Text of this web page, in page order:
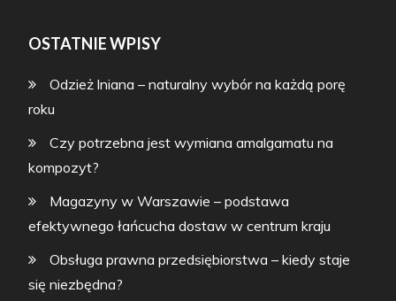
OSTATNIE WPISY
Odzież lniana – naturalny wybór na każdą porę
roku
Czy potrzebna jest wymiana amalgamatu na
kompozyt?
Magazyny w Warszawie – podstawa
efektywnego łańcucha dostaw w centrum kraju
Obsługa prawna przedsiębiorstwa – kiedy staje
się niezbędna?